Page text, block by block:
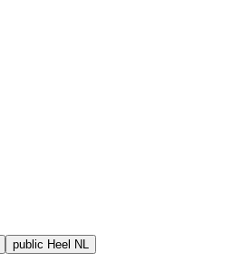
public Heel NL